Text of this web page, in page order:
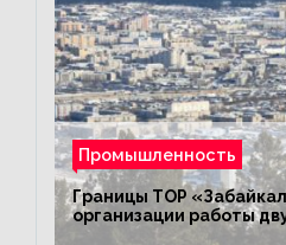
Промышленность
Границы ТОР
организации работы
предприятий